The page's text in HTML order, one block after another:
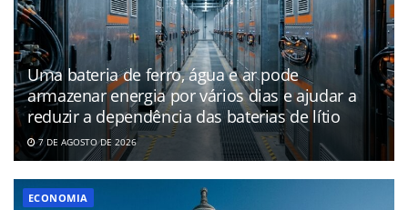
Uma bateria de ferro, água e ar pode
armazenar energia por vários dias e ajudar a
reduzir a dependência das baterias de lítio
7 DE AGOSTO DE 2026
ECONOMIA